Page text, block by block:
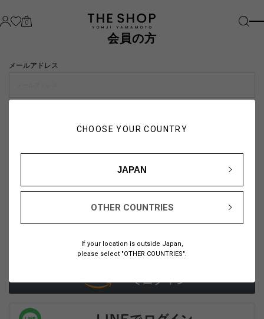
CHOOSE YOUR COUNTRY
JAPAN
OTHER COUNTRIES
If your location is outside Japan,
please select "OTHER COUNTRIES".
0
会員の方
メールアドレス
こちら
または